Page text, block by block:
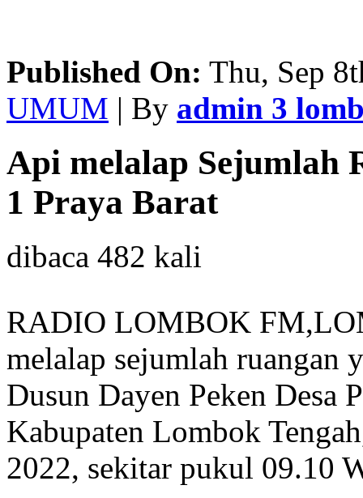
Published On: Thu, Sep
UMUM | By admin 3
Api melalap Sejumlah
1 Praya Barat
dibaca 482 kali
RADIO LOMBOK
melalap sejumlah ruangan
Dusun Dayen Peken Desa
Kabupaten Lombok
2022, sekitar pukul 09.10